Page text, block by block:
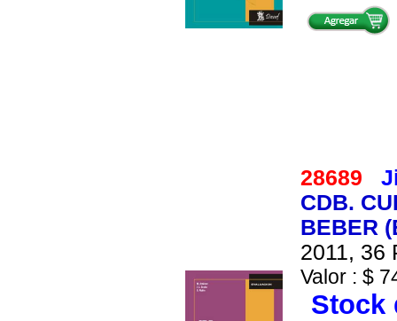
28689
CDB.
BEBER
2011, 36
Valor : $
Stock